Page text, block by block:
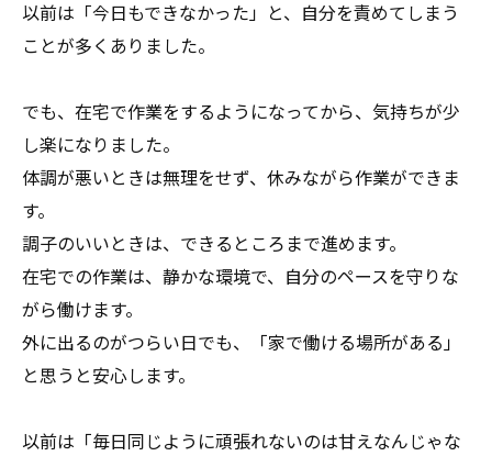
以前は「今日もできなかった」と、自分を責めてしまう
ことが多くありました。
でも、在宅で作業をするようになってから、気持ちが少
し楽になりました。
体調が悪いときは無理をせず、休みながら作業ができま
す。
調子のいいときは、できるところまで進めます。
在宅での作業は、静かな環境で、自分のペースを守りな
がら働けます。
外に出るのがつらい日でも、「家で働ける場所がある」
と思うと安心します。
以前は「毎日同じように頑張れないのは甘えなんじゃな